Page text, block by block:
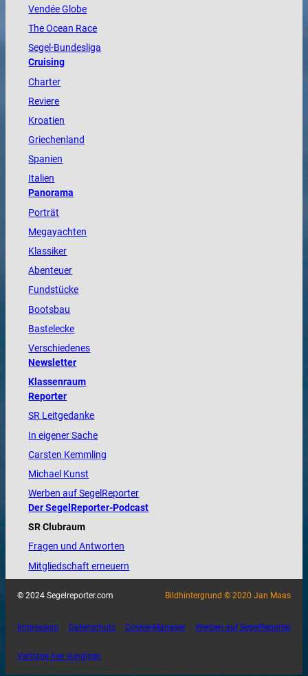
VendéeGlobe
TheOcean Race
Segel-Bundesliga
Cruising
Charter
Reviere
Kroatien
Griechenland
Spanien
Italien
Panorama
Porträt
Megayachten
Klassiker
Abenteuer
Fundstücke
Bootsbau
Bastelecke
Verschiedenes
Newsletter
Klassenraum
Reporter
SR Leitgedanke
In eigener Sache
Carsten Kemmling
Michael Kunst
Werben auf SegelReporter
Der SegelReporter-Podcast
SR Clubraum
Fragen und Antworten
Mitgliedschaft erneuern
© 2024 Segelreporter.com Bildhintergrund © 2020 Jan Maas
Impressum Datenschutz Cookie-Manager Werben auf SegelReporter
Verträge hier kündigen